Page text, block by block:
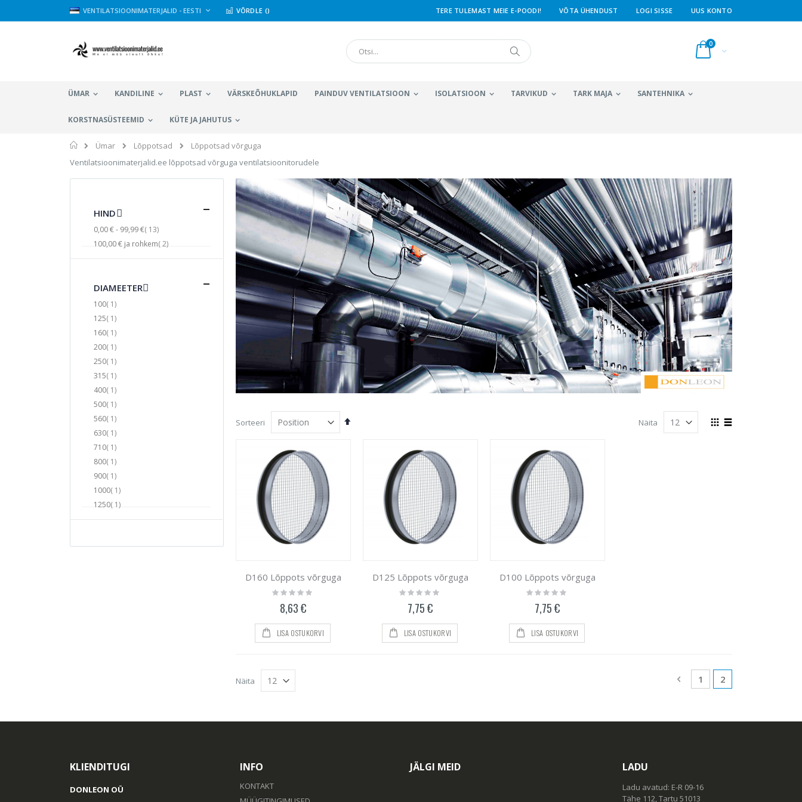
Skip
to
LANGUAGE
VENTILATSIOONIMATERJALID - EESTI TERE TULEMAST MEIE E-POODI! VÕTA ÜHENDUST
VÕRDLE () LOGI SISSE UUS KONTO
Cart
0toodet
Otsi
ÜMAR KANDILINE PLAST VÄRSKEÕHUKLAPID PAINDUV VENTILATSIOON ISOLATSIOON TARVIKUD TARK MAJA SANTEHNIKA
KORSTNASÜSTEEMID KÜTE JA JAHUTUS
Avaleht
Ümar Lõppotsad
Lõppotsad võrguga
Ventilatsioonimaterjalid.ee lõppotsad võrguga ventilatsioonitorudele
Sorteeri
Määra
Kuvamisviis
Näita
D160 Lõppots võrguga
Rating:
0%
8,63 €
LISA OSTUKORVI
D125 Lõppots võrguga
Rating:
0%
7,75 €
LISA OSTUKORVI
D100 Lõppots võrguga
Rating:
0%
7,75 €
LISA OSTUKORVI
PagePage
Eelmine
Page
1 You're currently
2
Näita
HIND
0,00 €- 99,99 € 13toodet
100,00 €ja rohkem 2toodet
DIAMEETER
100 1toode
125 1toode
160 1toode
200 1toode
250 1toode
315 1toode
400 1toode
500 1toode
560 1toode
630 1toode
710 1toode
800 1toode
900 1toode
1000 1toode
1250 1toode
KLIENDITUGI
DONLEON OÜ
INFO
KONTAKT
JÄLGI MEID LADU
Ladu avatud: E-R 09-16
Tähe 112, Tartu 51013